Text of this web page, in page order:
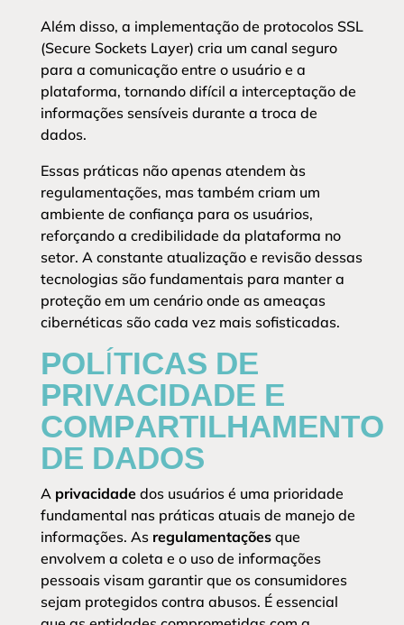
Além disso, a implementação de protocolos SSL
(Secure Sockets Layer) cria um canal seguro
para a comunicação entre o usuário e a
plataforma, tornando difícil a interceptação de
informações sensíveis durante a troca de
dados.
Essas práticas não apenas atendem às
regulamentações, mas também criam um
ambiente de confiança para os usuários,
reforçando a credibilidade da plataforma no
setor. A constante atualização e revisão dessas
tecnologias são fundamentais para manter a
proteção em um cenário onde as ameaças
cibernéticas são cada vez mais sofisticadas.
POLÍTICAS DE
PRIVACIDADE E
COMPARTILHAMENTO
DE DADOS
A privacidadedos usuários é uma prioridade
fundamental nas práticas atuais de manejo de
informações. As regulamentaçõesque
envolvem a coleta e o uso de informações
pessoais visam garantir que os consumidores
sejam protegidos contra abusos. É essencial